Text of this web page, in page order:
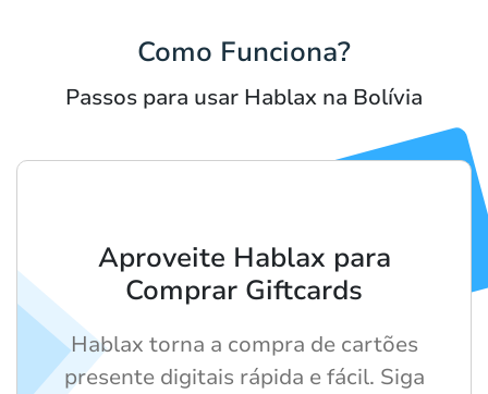
Como Funciona?
Passos para usar Hablax na Bolívia
Aproveite Hablax para
Comprar Giftcards
Hablax torna a compra de cartões
presente digitais rápida e fácil. Siga